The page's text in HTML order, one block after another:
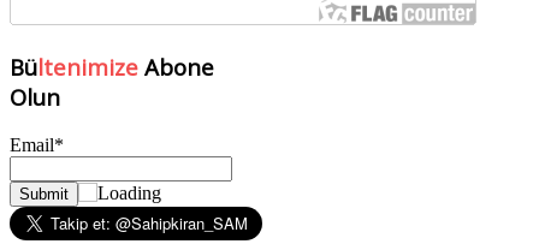
Bültenimize Abone
Olun
Email*